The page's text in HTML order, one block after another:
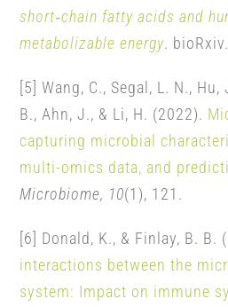
short‑chain fatty acids and
metabolizable energy. bioRxiv.
[5] Wang, C., Segal, L. N., Hu,
B., Ahn, J., & Li, H. (2022).
capturing microbial
multi-omics data, and
Microbiome, 10(1), 121.
[6] Donald, K., & Finlay, B. B.
interactions between the
system: Impact on immune